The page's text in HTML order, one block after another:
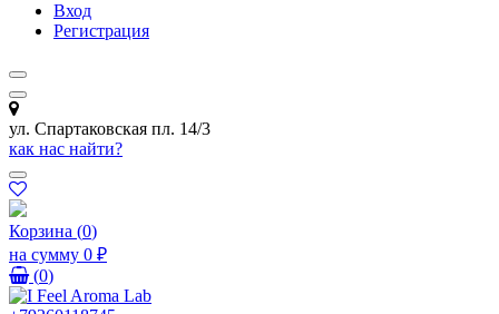
Вход
Регистрация
ул. Спартаковская пл. 14/3
как нас найти?
Корзина (0)
на сумму 0 ₽
(0)